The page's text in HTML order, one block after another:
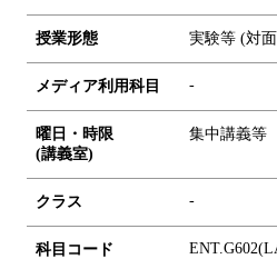
授業形態 実験等 (対
メディア利用科目 -
曜日・時限
(講義室)
集中講義等
クラス -
科目コード